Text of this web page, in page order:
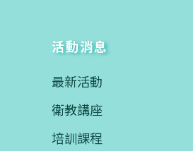
活動消息
最新活動
衛教講座
培訓課程